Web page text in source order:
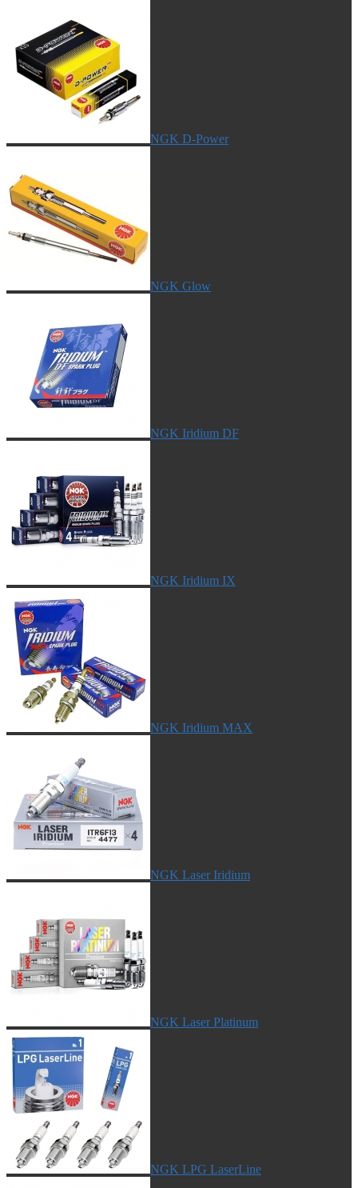
NGK D-Power
NGK Glow
NGK Iridium DF
NGK Iridium IX
NGK Iridium MAX
NGK Laser Iridium
NGK Laser Platinum
NGK LPG LaserLine